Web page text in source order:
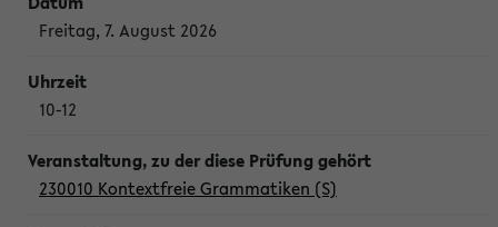
Freitag, 7. August 2026
10-12
230010 Kontextfreie Grammatiken (S)